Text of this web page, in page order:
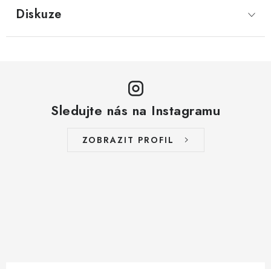
Diskuze
Sledujte nás na Instagramu
ZOBRAZIT PROFIL